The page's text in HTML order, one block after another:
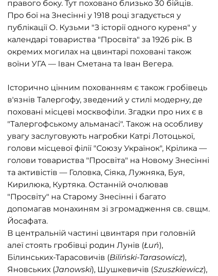
правого боку. Тут поховано близько 30 бійців.
Про бої на Знесінні у 1918 році згадується у
публікації О. Кузьми "З історії одного куреня" у
календарі товариства "Просвіта" за 1926 рік. В
окремих могилах на цвинтарі поховані також
воїни УГА — Іван Сметана та Іван Вегера.
Історично цінним похованням є також гробівець
в'язнів Талергофу, зведений у стилі модерну, де
поховані місцеві москвофіли. Згадки про них є в
"Талергофському альманасі". Також на особливу
увагу заслуговують нагробки Катрі Лотоцької,
голови місцевої філії "Союзу Українок", Крілика —
голови товариства "Просвіта" на Новому Знесінні
та активістів — Головка, Сіяка, Лужняка, Буя,
Кирилюка, Куртяка. Останній очолював
"Просвіту" на Старому Знесінні і багато
допомагав монахиням зі згромадження св. свщм.
Йосафата.
В центральній частині цвинтаря при головній
алеї стоять гробівці родин Лунів (Łuń),
Білинських-Тарасовичів (Biliński-Tarasowicz),
Яновських (Janowski), Шушкевичів (Szuszkiewicz),